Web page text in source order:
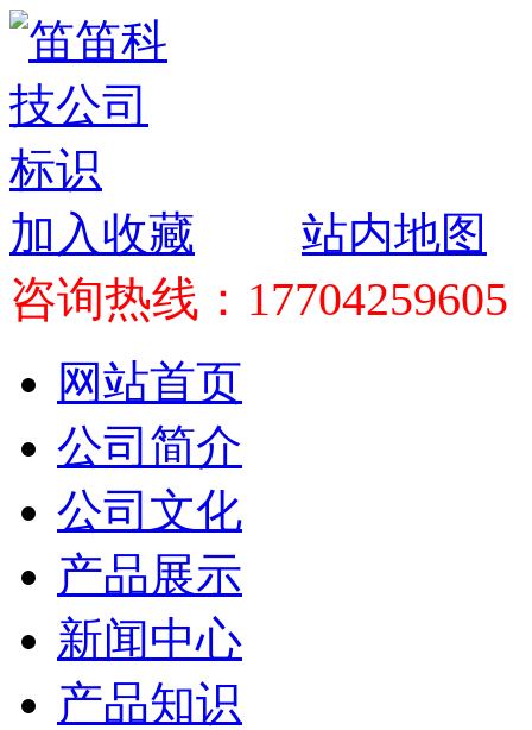
加入收藏 站内地图
咨询热线：17704259605
网站首页
公司简介
公司文化
产品展示
新闻中心
产品知识